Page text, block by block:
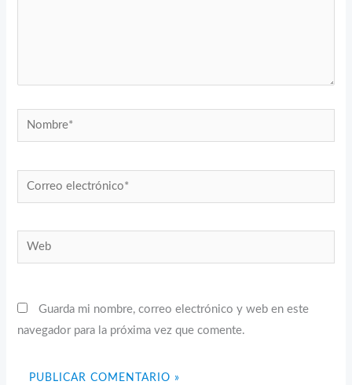
Nombre*
Correo
electrónico*
Web
Guarda mi nombre, correo electrónico y web en este
navegador para la próxima vez que comente.